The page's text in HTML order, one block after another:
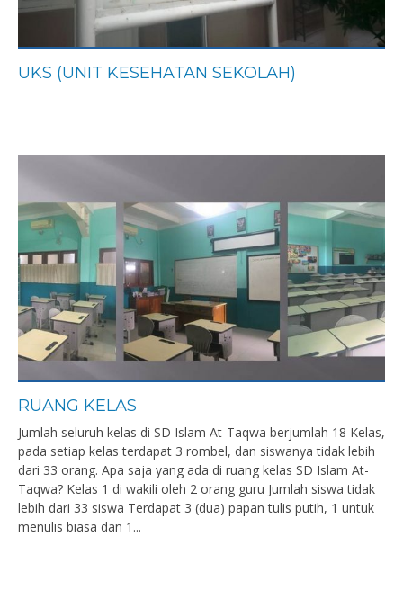
UKS (UNIT KESEHATAN SEKOLAH)
RUANG KELAS
Jumlah seluruh kelas di SD Islam At-Taqwa berjumlah 18 Kelas,
pada setiap kelas terdapat 3 rombel, dan siswanya tidak lebih
dari 33 orang. Apa saja yang ada di ruang kelas SD Islam At-
Taqwa? Kelas 1 di wakili oleh 2 orang guru Jumlah siswa tidak
lebih dari 33 siswa Terdapat 3 (dua) papan tulis putih, 1 untuk
menulis biasa dan 1...